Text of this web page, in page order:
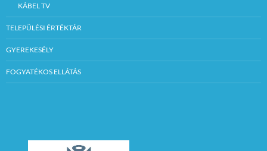
KÁBEL TV
TELEPÜLÉSI ÉRTÉKTÁR
GYEREKESÉLY
FOGYATÉKOS ELLÁTÁS